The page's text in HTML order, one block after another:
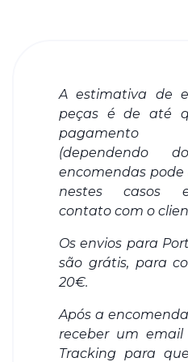
A estimativa de
peças é de até
pagamento
(dependendo
encomendas pode
nestes casos
contato com o
Os envios para
são grátis, para
20€.
Após a
receber um
Tracking para